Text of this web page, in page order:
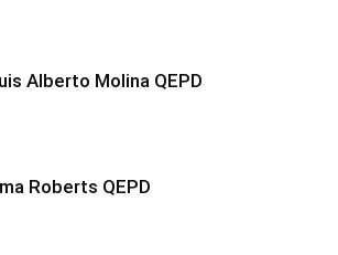
Alberto Molina QEPD
Roberts QEPD